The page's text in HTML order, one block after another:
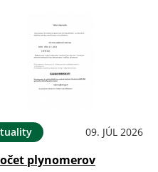
09. JÚL 2026
plynomerov